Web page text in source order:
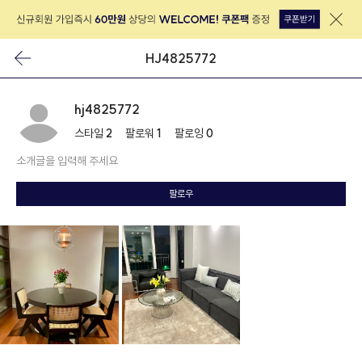
HJ4825772
hj4825772
스타일 2 팔로워 1 팔로잉 0
소개글을 입력해 주세요
팔로우